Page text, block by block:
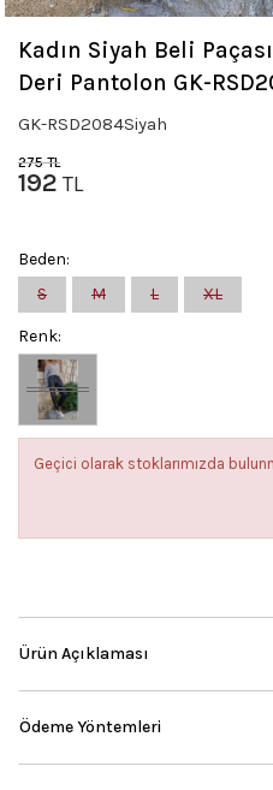
Kadın Siyah Beli
Deri Pantolon GK-
GK-RSD2084Siyah
275TL
192 TL
Beden:
S
M L XL
Renk:
Geçici olarak stoklarımızda
Ürün Açıklaması
Ödeme Yöntemleri